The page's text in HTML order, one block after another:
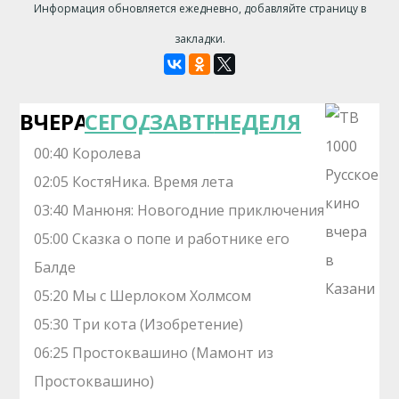
Информация обновляется ежедневно, добавляйте страницу в
закладки.
ВЧЕРАСЕГОДНЯЗАВТРАНЕДЕЛЯ
00:40 Королева
02:05 КостяНика. Время лета
03:40 Манюня: Новогодние приключения
05:00 Сказка о попе и работнике его
Балде
05:20 Мы с Шерлоком Холмсом
05:30 Три кота (Изобретение)
06:25 Простоквашино (Мамонт из
Простоквашино)